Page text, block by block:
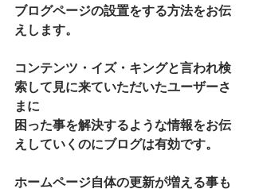
ブログページの設置をする方法をお伝
えします。
コンテンツ・イズ・キングと言われ検
索して見に来ていただいたユーザーさ
まに
困った事を解決するような情報をお伝
えしていくのにブログは有効です。
ホームページ自体の更新が増える事も